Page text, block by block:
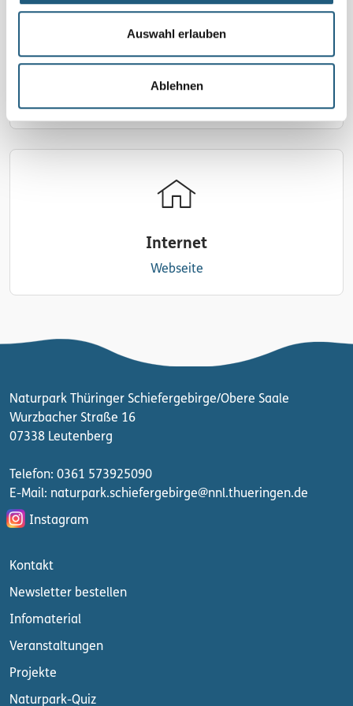
Auswahl erlauben
Ablehnen
E-Mail
Internet
Webseite
Naturpark Thüringer Schiefergebirge/Obere Saale
Wurzbacher Straße 16
07338 Leutenberg
Telefon: 0361 573925090
E-Mail: naturpark.schiefergebirge@nnl.thueringen.de
Instagram
Kontakt
Newsletter bestellen
Infomaterial
Veranstaltungen
Projekte
Naturpark-Quiz